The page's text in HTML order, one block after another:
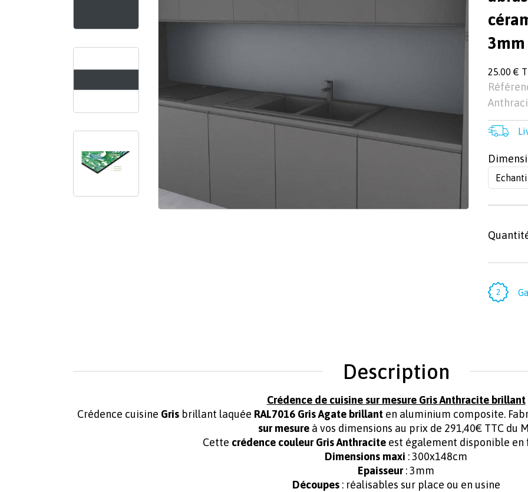
3mm
25.00 €
Description
Crédence de cuisine sur mesure Gris Anthracite brillant
Crédence cuisine Gris brillant laquée RAL7016 Gris Agate brillant en aluminium composite.
sur mesureà vos dimensions au prix de 291,40€ TTC du
Cette crédence couleur Gris Anthracite est également disponible
Dimensions maxi : 300x148cm
Epaisseur: 3mm
Découpes: réalisables sur place ou en usine